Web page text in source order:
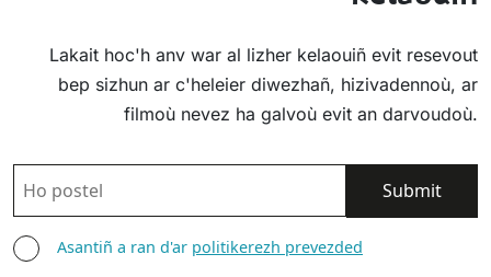
Lakait hoc'h anv war al lizher kelaouiñ evit resevout
bep sizhun ar c'heleier diwezhañ, hizivadennoù, ar
filmoù nevez ha galvoù evit an darvoudoù.
POSTEL
ASANTIÑAsantiñ a ran d'ar politikerezh prevezded